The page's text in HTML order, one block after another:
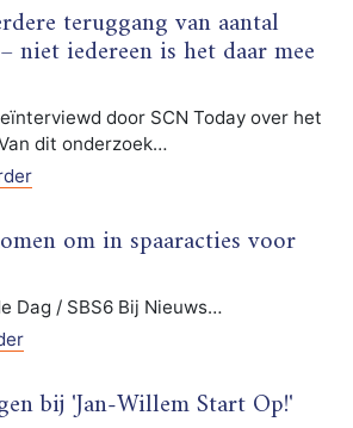
teruggang van aantal
niet iedereen is het daar mee
door SCN Today over het
dit onderzoek…
om in spaaracties voor
Dag / SBS6 Bij Nieuws…
bij 'Jan-Willem Start Op!'